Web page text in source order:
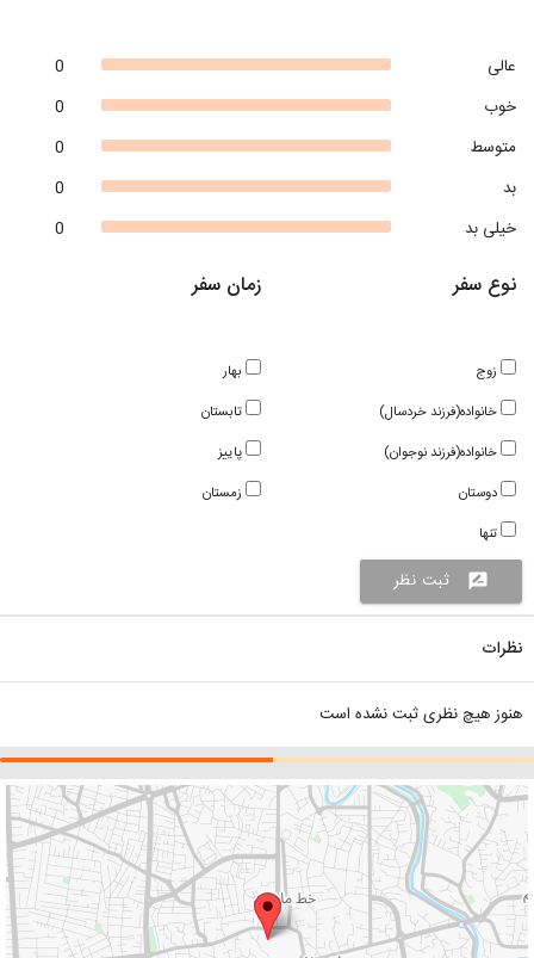
0
عالی
0
خوب
0
متوسط
0
بد
0
خیلی بد
زمان سفر
بهار
تابستان
پاییز
زمستان
نوع سفر
زوج
خانواده(فرزند خردسال)
خانواده(فرزند نوجوان)
دوستان
تنها
rate_review ثبت نظر
نظرات
هنوز هیچ نظری ثبت نشده است